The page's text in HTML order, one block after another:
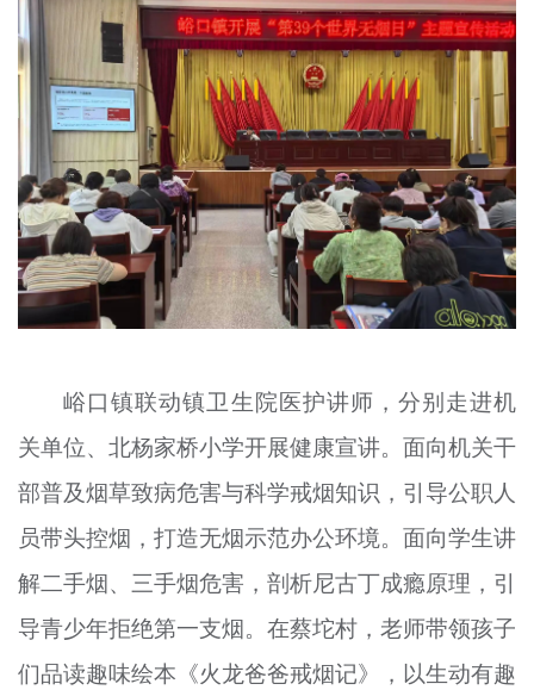
峪口镇联动镇卫生院医护讲师，分别走进机
关单位、北杨家桥小学开展健康宣讲。面向机关干
部普及烟草致病危害与科学戒烟知识，引导公职人
员带头控烟，打造无烟示范办公环境。面向学生讲
解二手烟、三手烟危害，剖析尼古丁成瘾原理，引
导青少年拒绝第一支烟。在蔡坨村，老师带领孩子
们品读趣味绘本《火龙爸爸戒烟记》，以生动有趣